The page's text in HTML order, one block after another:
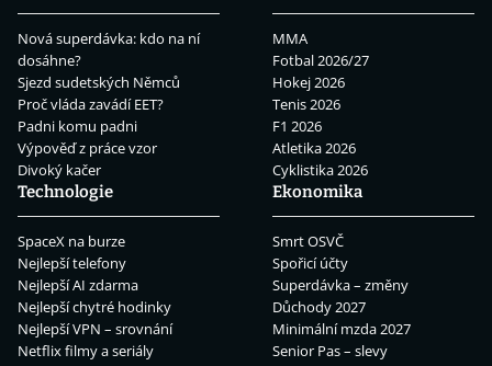
Nová superdávka: kdo na ní
dosáhne?
Sjezd sudetských Němců
Proč vláda zavádí EET?
Padni komu padni
Výpověď z práce vzor
Divoký kačer
MMA
Fotbal 2026/27
Hokej 2026
Tenis 2026
F1 2026
Atletika 2026
Cyklistika 2026
Technologie
SpaceX na burze
Nejlepší telefony
Nejlepší AI zdarma
Nejlepší chytré hodinky
Nejlepší VPN – srovnání
Netflix filmy a seriály
Ekonomika
Smrt OSVČ
Spořicí účty
Superdávka – změny
Důchody 2027
Minimální mzda 2027
Senior Pas – slevy